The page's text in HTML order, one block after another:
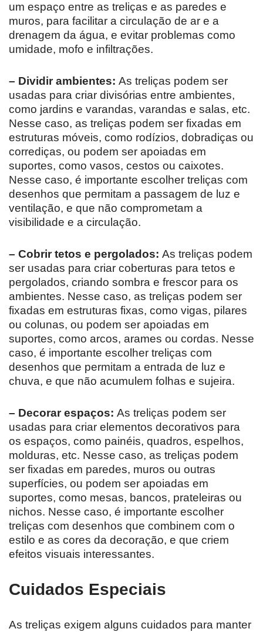
um espaço entre as treliças e as paredes e
muros, para facilitar a circulação de ar e a
drenagem da água, e evitar problemas como
umidade, mofo e infiltrações.
– Dividir ambientes: As treliças podem ser
usadas para criar divisórias entre ambientes,
como jardins e varandas, varandas e salas, etc.
Nesse caso, as treliças podem ser fixadas em
estruturas móveis, como rodízios, dobradiças ou
corrediças, ou podem ser apoiadas em
suportes, como vasos, cestos ou caixotes.
Nesse caso, é importante escolher treliças com
desenhos que permitam a passagem de luz e
ventilação, e que não comprometam a
visibilidade e a circulação.
– Cobrir tetos e pergolados: As treliças podem
ser usadas para criar coberturas para tetos e
pergolados, criando sombra e frescor para os
ambientes. Nesse caso, as treliças podem ser
fixadas em estruturas fixas, como vigas, pilares
ou colunas, ou podem ser apoiadas em
suportes, como arcos, arames ou cordas. Nesse
caso, é importante escolher treliças com
desenhos que permitam a entrada de luz e
chuva, e que não acumulem folhas e sujeira.
– Decorar espaços: As treliças podem ser
usadas para criar elementos decorativos para
os espaços, como painéis, quadros, espelhos,
molduras, etc. Nesse caso, as treliças podem
ser fixadas em paredes, muros ou outras
superfícies, ou podem ser apoiadas em
suportes, como mesas, bancos, prateleiras ou
nichos. Nesse caso, é importante escolher
treliças com desenhos que combinem com o
estilo e as cores da decoração, e que criem
efeitos visuais interessantes.
Cuidados Especiais
As treliças exigem alguns cuidados para manter